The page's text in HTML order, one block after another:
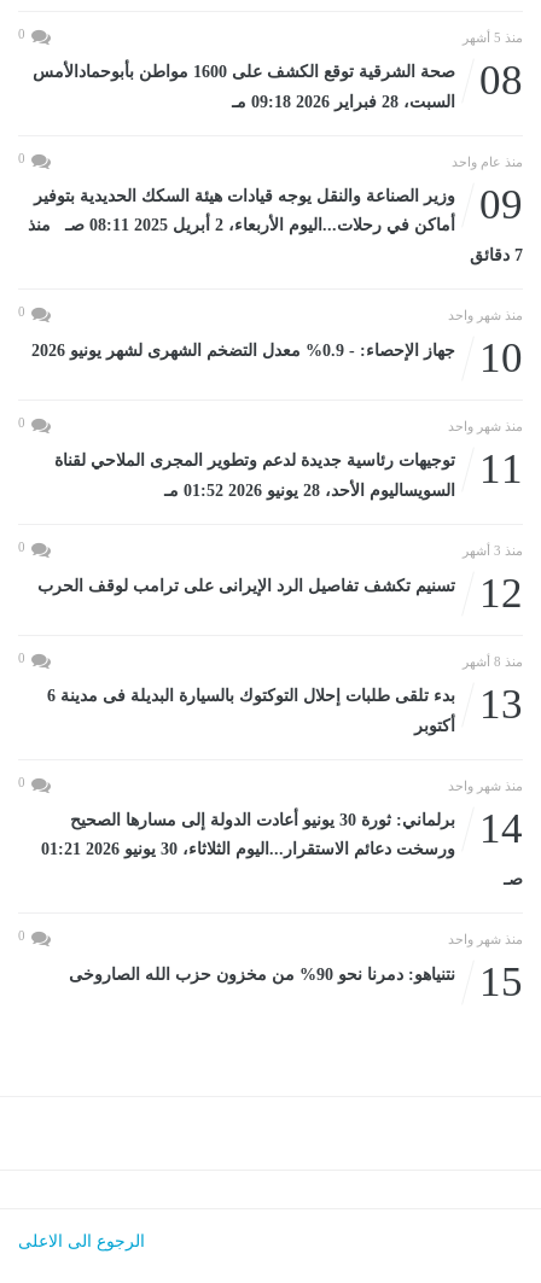
منذ 5 أشهر 0
08
صحة الشرقية توقع الكشف على 1600 مواطن بأبوحمادالأمس
السبت، 28 فبراير 2026 09:18 مـ
منذ عام واحد 0
09
وزير الصناعة والنقل يوجه قيادات هيئة السكك الحديدية بتوفير
أماكن في رحلات...اليوم الأربعاء، 2 أبريل 2025 08:11 صـ منذ
7 دقائق
منذ شهر واحد 0
10 جهاز الإحصاء: - 0.9% معدل التضخم الشهرى لشهر يونيو 2026
منذ شهر واحد 0
11
توجيهات رئاسية جديدة لدعم وتطوير المجرى الملاحي لقناة
السويساليوم الأحد، 28 يونيو 2026 01:52 مـ
منذ 3 أشهر 0
12 تسنيم تكشف تفاصيل الرد الإيرانى على ترامب لوقف الحرب
منذ 8 أشهر 0
13
بدء تلقى طلبات إحلال التوكتوك بالسيارة البديلة فى مدينة 6
أكتوبر
منذ شهر واحد 0
14
برلماني: ثورة 30 يونيو أعادت الدولة إلى مسارها الصحيح
ورسخت دعائم الاستقرار...اليوم الثلاثاء، 30 يونيو 2026 01:21
صـ
منذ شهر واحد 0
15 نتنياهو: دمرنا نحو 90% من مخزون حزب الله الصاروخى
الرجوع الى الاعلى